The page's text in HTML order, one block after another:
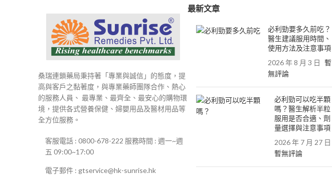
桑瑞連鎖藥局秉持著「專業與誠信」的態度，提
高與客戶之黏著度，與專業藥師團隊合作、熱心
的服務人員、 最專業、最齊全、最安心的購物環
境，提供各式營養保健、婦嬰用品及醫材用品等
全方位服務。
客服電話 : 0800-678-222 服務時間 : 週一~週
五 09:00~17:00
電子郵件 : gtservice@hk-sunrise.hk
最新文章
必利勁要多久前吃？
醫生建議服用時間、
使用方法及注意事項
2026 年 8 月 3 日 暫
無評論
必利勁可以吃半顆
嗎？醫生解析半粒
服用是否合適、劑
量選擇與注意事項
2026 年 7 月 27 日
暫無評論